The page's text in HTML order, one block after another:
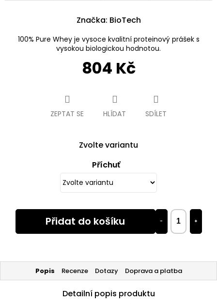
804 Kč
Zvolte variantu
Příchuť
+
−
Přidat do košíku
100% Pure Whey je vysoce kvalitní proteinový prášek s
vysokou biologickou hodnotou.
ZEPTAT SE HLÍDAT SDÍLET
Značka: BioTech
Popis Recenze Dotazy Doprava a platba
Detailní popis produktu